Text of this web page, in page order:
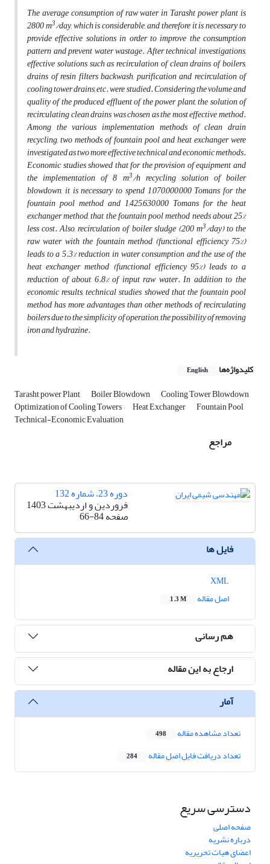
The average consumption of raw water in Tarasht power plant is
2800 m3/day, which is considerable, and therefore it is necessary to
provide effective solutions in order to improve the consumption
pattern and prevent water wastage. After technical investigations,
effective solutions such as recirculation of clean drains of boilers,
drains of resin filters backwash, purification and recirculation of
cooling tower drains, etc. were studied. Considering the volume and
quality of the produced effluent of the power plant, the solution of
recirculating clean drains was chosen as the most effective method.
Among the various implementation methods of clean drain
recycling, two methods of fountain pool and heat exchanger were
investigated as two more effective technical and economic methods.
Economic studies showed that for the provision of equipment and
the implementation of 8 m3/h recycling solution of boiler
blowdown, it is necessary to spend 1,070,000,000 Tomans for the
fountain pool method and 1,425,630,000 Tomans for the heat
exchanger method, that the fountain pool method needs about 25%
less cost. Also, recirculation of boiler sludge (200 m3/day) to the
raw water with the fountain method (functional efficiency 75%)
leads to a 5.3% reduction in water consumption and the use of the
heat exchanger method (functional efficiency 95%) leads to a
reduction of about 6.8% of input raw water. In addition to the
economic results, technical studies showed that the fountain pool
method has more advantages than other methods of recirculating
boilers due to the simplicity of operation, the possibility of removing
iron and hydrazine.
کلیدواژه‌ها English
Tarasht power Plant Boiler Blowdown Cooling Tower Blowdown
Optimization of Cooling Towers Heat Exchanger Fountain Pool
Technical-Economic Evaluation
مراجع
دوره 23، شماره 132
فروردین و اردیبهشت 1403
صفحه66-84
فایل ها
اصل مقاله
1.3 M
هم رسانی
ارجاع به این مقاله
آمار
تعداد مشاهده مقاله 498
تعداد دریافت فایل اصل مقاله 284
دسترسی سریع
صفحه اصلی
درباره نشریه
اعضای هیات تحریریه